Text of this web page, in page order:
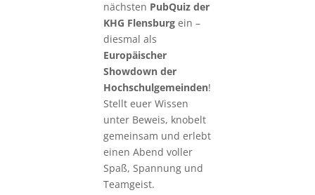
nächsten PubQuiz der
KHG Flensburg ein –
diesmal als
Europäischer
Showdown der
Hochschulgemeinden!
Stellt euer Wissen
unter Beweis, knobelt
gemeinsam und erlebt
einen Abend voller
Spaß, Spannung und
Teamgeist.